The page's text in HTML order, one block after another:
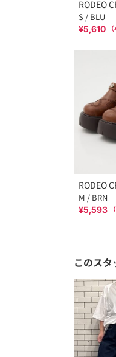
RODEO
S / BLU
¥5,610 （
RODEO
M / BRN
¥5,593 （
このスタ